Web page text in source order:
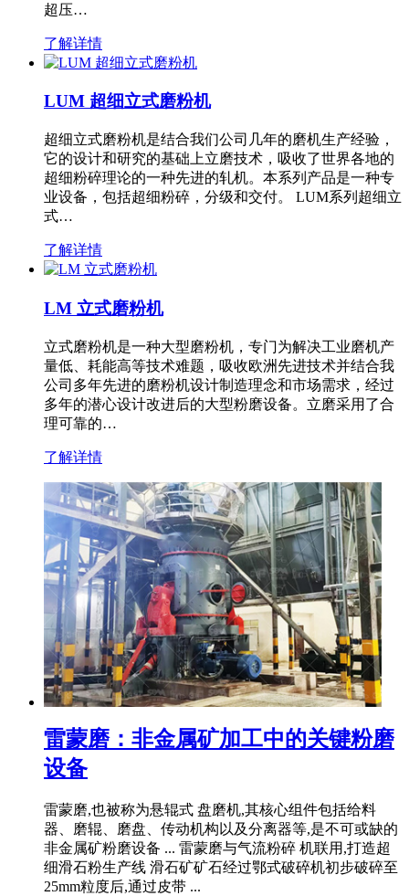
超压…
了解详情
LUM 超细立式磨粉机
超细立式磨粉机是结合我们公司几年的磨机生产经验，
它的设计和研究的基础上立磨技术，吸收了世界各地的
超细粉碎理论的一种先进的轧机。本系列产品是一种专
业设备，包括超细粉碎，分级和交付。 LUM系列超细立
式…
了解详情
LM 立式磨粉机
立式磨粉机是一种大型磨粉机，专门为解决工业磨机产
量低、耗能高等技术难题，吸收欧洲先进技术并结合我
公司多年先进的磨粉机设计制造理念和市场需求，经过
多年的潜心设计改进后的大型粉磨设备。立磨采用了合
理可靠的…
了解详情
雷蒙磨：非金属矿加工中的关键粉磨
设备
雷蒙磨,也被称为悬辊式 盘磨机,其核心组件包括给料
器、磨辊、磨盘、传动机构以及分离器等,是不可或缺的
非金属矿粉磨设备 ... 雷蒙磨与气流粉碎 机联用,打造超
细滑石粉生产线 滑石矿矿石经过鄂式破碎机初步破碎至
25mm粒度后,通过皮带 ...